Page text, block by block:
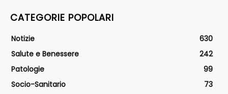
CATEGORIE POPOLARI
Notizie
630
Salute e Benessere
242
Patologie
99
Socio-Sanitario
73